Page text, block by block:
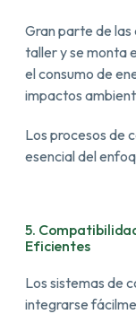
Gran parte de
taller y se monta
el consumo de
impactos
Los procesos de
esencial del
5.
Eficientes
Los sistemas de
integrarse